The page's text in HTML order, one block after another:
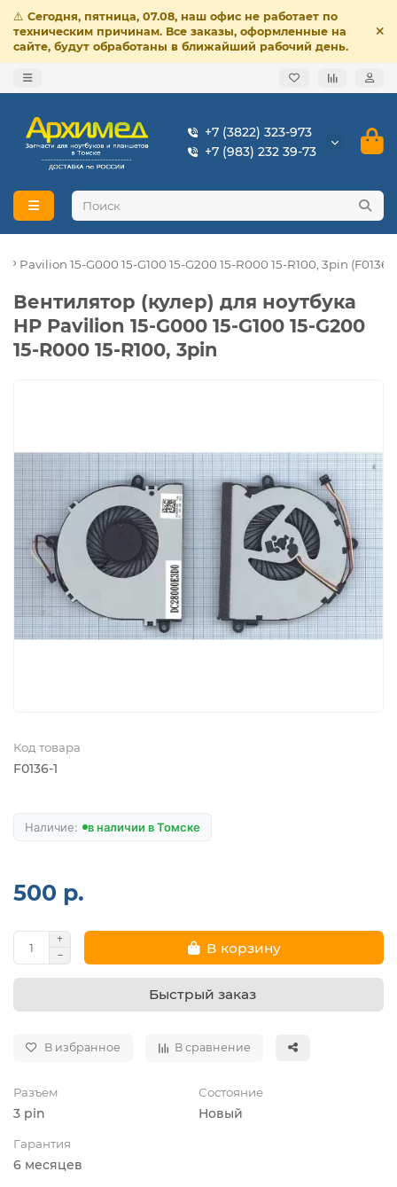
⚠️ Сегодня, пятница, 07.08, наш офис не работает по
техническим причинам. Все заказы, оформленные на
сайте, будут обработаны в ближайший рабочий день.
+7 (3822) 323-973
+7 (983) 232 39-73
Pavilion 15-G000 15-G100 15-G200 15-R000 15-R100, 3pin (F0136-
Вентилятор (кулер) для ноутбука
HP Pavilion 15-G000 15-G100 15-G200
15-R000 15-R100, 3pin
Код товара
F0136-1
в наличии в Томске
500 р.
В корзину
Быстрый заказ
В избранное В сравнение
Разъем
3 pin
Состояние
Новый
Гарантия
6 месяцев